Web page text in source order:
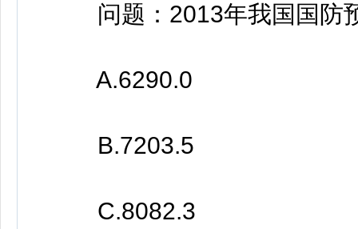
问题：2013年我国国防
A.6290.0
B.7203.5
C.8082.3